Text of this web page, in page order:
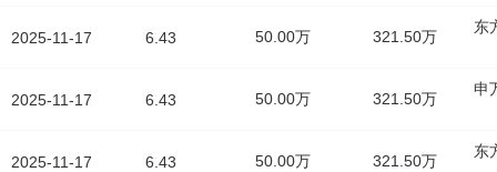
2025-11-17
2025-11-17
2025-11-17
6.43 50.00万 321.50万
东
6.43 50.00万 321.50万
申
6.43 50.00万 321.50万
东